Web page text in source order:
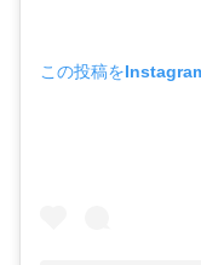
この投稿を